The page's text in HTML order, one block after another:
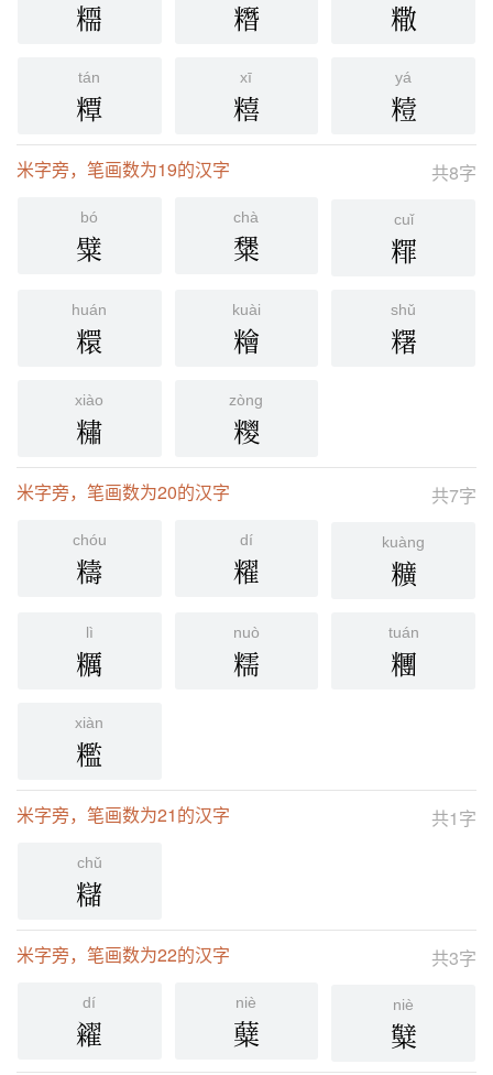
糥 糣 糤
tán
䊤
xī
糦
yá
䊦
共8字
米字旁，笔画数为19的汉字
bó
糪
chà
䊬
cuǐ
䊫
huán
糫
kuài
糩
shǔ
糬
xiào
䊥
zòng
糭
共7字
米字旁，笔画数为20的汉字
chóu
䊭
dí
䊮
kuàng
䊯
lì
糲
nuò
糯
tuán
糰
xiàn
糮
共1字
米字旁，笔画数为21的汉字
chǔ
䊰
共3字
米字旁，笔画数为22的汉字
dí
糴
niè
糵
niè
糱